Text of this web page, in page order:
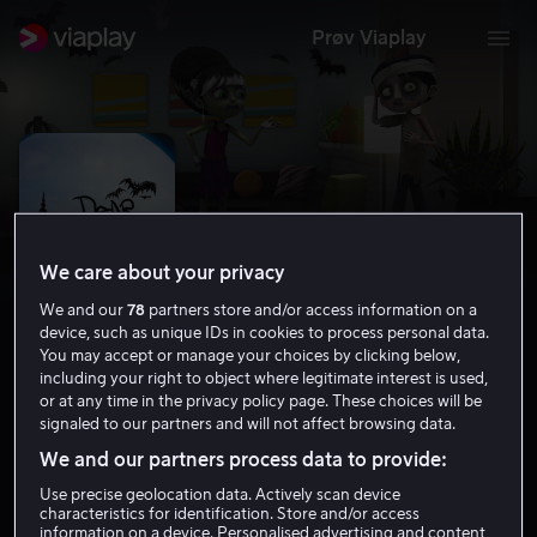
Prøv Viaplay
Dear Dracula
5.2 2012 41 min
6 år
HD
We care about your privacy
We and our78 partners store and/or access information on a
device, such as unique IDs in cookies to process personal data.
You may accept or manage your choices by clicking below,
including your right to object where legitimate interest is used,
or at any time in the privacy policy page. These choices will be
signaled to our partners and will not affect browsing data.
We and our partners process data to provide:
Use precise geolocation data. Actively scan device
characteristics for identification. Store and/or access
information on a device. Personalised advertising and content,